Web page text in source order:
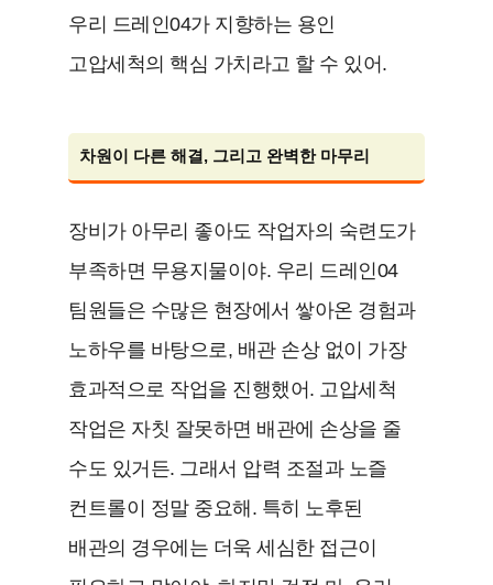
우리 드레인04가 지향하는 용인
고압세척의 핵심 가치라고 할 수 있어.
차원이 다른 해결, 그리고 완벽한 마무리
장비가 아무리 좋아도 작업자의 숙련도가
부족하면 무용지물이야. 우리 드레인04
팀원들은 수많은 현장에서 쌓아온 경험과
노하우를 바탕으로, 배관 손상 없이 가장
효과적으로 작업을 진행했어. 고압세척
작업은 자칫 잘못하면 배관에 손상을 줄
수도 있거든. 그래서 압력 조절과 노즐
컨트롤이 정말 중요해. 특히 노후된
배관의 경우에는 더욱 세심한 접근이